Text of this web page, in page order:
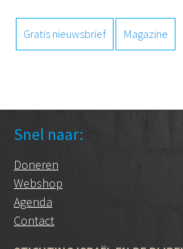
Gratis nieuwsbrief Magazine
Snel naar:
Doneren
Webshop
Agenda
Contact